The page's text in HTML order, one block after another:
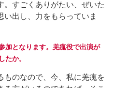
。すごくありがたい、ぜいた
い出し、力をもらっていま
加となります。羌瘣役で出演が
たか。
のなので、今、私に羌瘣を